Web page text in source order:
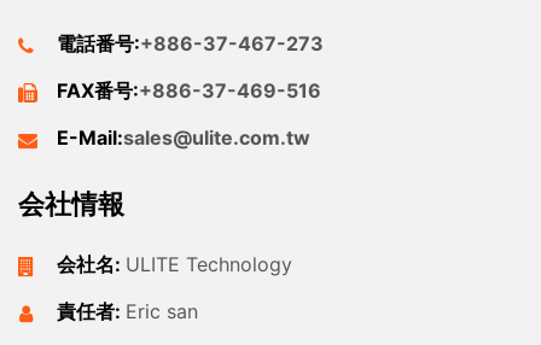
電話番号:+886-37-467-273
FAX番号:+886-37-469-516
E-Mail:sales@ulite.com.tw
会社情報
会社名: ULITE Technology
責任者: Eric san